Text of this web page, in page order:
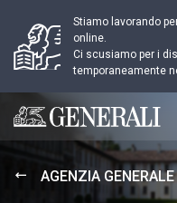
Stiamo lavorando
online.
Ci scusiamo per i
temporaneamente
Generali logo
AGENZIA